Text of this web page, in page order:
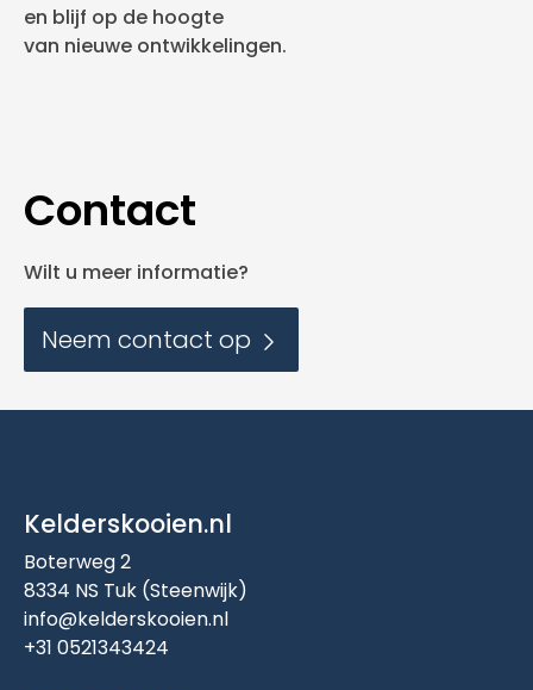
en blijf op de hoogte
van nieuwe ontwikkelingen.
Contact
Wilt u meer informatie?
Neem contact op
Kelderskooien.nl
Boterweg 2
8334 NS Tuk (Steenwijk)
info@kelderskooien.nl
+31 0521343424